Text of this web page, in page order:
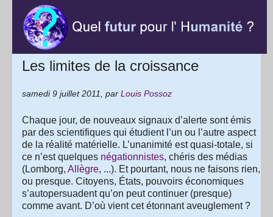
Les limites de la croissance
samedi 9 juillet 2011, par Louis Possoz
Chaque jour, de nouveaux signaux d’alerte sont émis
par des scientifiques qui étudient l’un ou l’autre aspect
de la réalité matérielle. L’unanimité est quasi-totale, si
ce n’est quelques négationnistes, chéris des médias
(Lomborg, Allègre, ...). Et pourtant, nous ne faisons rien,
ou presque. Citoyens, États, pouvoirs économiques
s’autopersuadent qu’on peut continuer (presque)
comme avant. D’où vient cet étonnant aveuglement ?